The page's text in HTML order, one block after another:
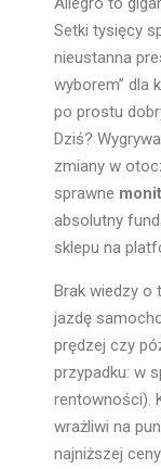
Setki tysięcy
nieustanna
wyborem” dla
po prostu
Dziś?
zmiany w
sprawne
absolutny
sklepu na
Brak wiedzy o
jazdę
prędzej czy
przypadku: w
rentowności).
wrażliwi na
najniższej